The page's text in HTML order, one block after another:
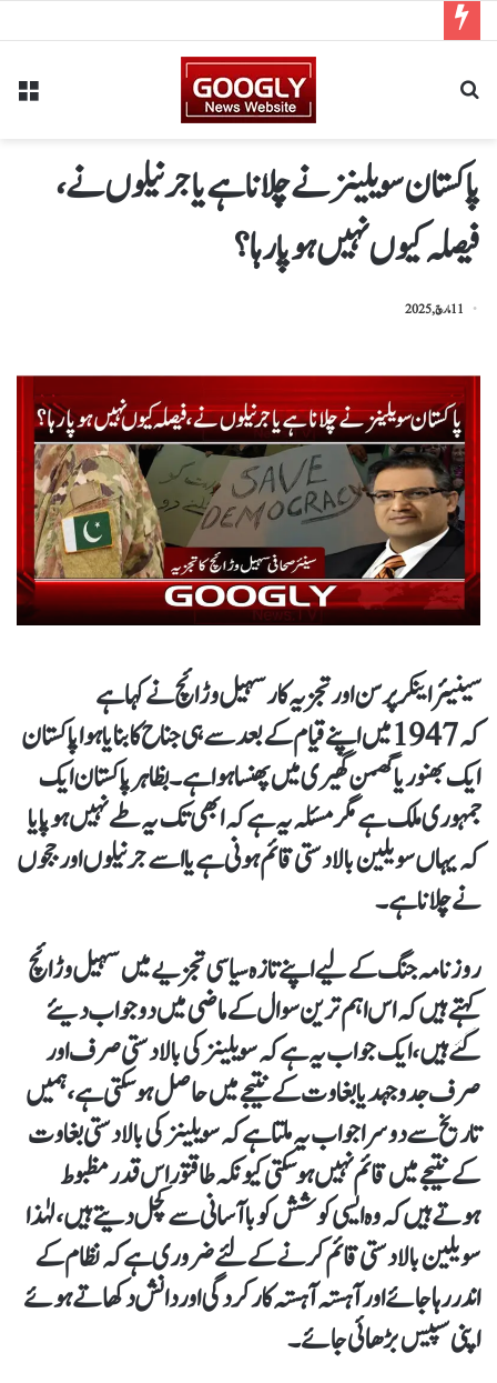
پاکستان سویلینز نے چلانا ہے یا جرنیلوں نے،
فیصلہ کیوں نہیں ہو پا رہا؟
11 مارچ, 2025
سینیئر اینکر پرسن اور تجزیہ کار سہیل وڑائچ نے کہا ہے
کہ 1947 میں اپنے قیام کے بعد سے ہی جناح کا بنایا ہوا پاکستان
ایک بھنور یا گھمن گھیری میں پھنسا ہوا ہے۔ بظاہر پاکستان ایک
جمہوری ملک ہے مگر مسئلہ یہ ہے کہ ابھی تک یہ طے نہیں ہو پایا
کہ یہاں سویلین بالادستی قائم ہونی ہے یا اسے جرنیلوں اور ججوں
نے چلانا ہے۔
روزنامہ جنگ کے لیے اپنے تازہ سیاسی تجزیے میں سہیل وڑائچ
کہتے ہیں کہ اس اہم ترین سوال کے ماضی میں دو جواب دیئے
گئے ہیں، ایک جواب یہ ہے کہ سویلینز کی بالادستی صرف اور
صرف جدوجہد یا بغاوت کے نتیجے میں حاصل ہو سکتی ہے، ہمیں
تاریخ سے دوسرا جواب یہ ملتا ہے کہ سویلینز کی بالادستی بغاوت
کے نتیجے میں قائم نہیں ہو سکتی کیونکہ طاقتور اس قدر مظبوط
ہوتے ہیں کہ وہ ایسی کوشش کو باآسانی سے کچل دیتے ہیں، لہٰذا
سویلین بالادستی قائم کرنے کے لئے ضروری ہے کہ نظام کے
اندر رہا جائے اور آہستہ آہستہ کارکردگی اور دانش دکھاتے ہوئے
اپنی سپیس بڑھائی جائے۔